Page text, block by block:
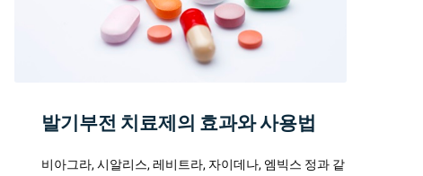
발기부전 치료제의 효과와 사용법
비아그라, 시알리스, 레비트라, 자이데나, 엠빅스 정과 같